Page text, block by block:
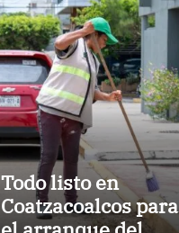
Todo listo en
Coatzacoalcos para